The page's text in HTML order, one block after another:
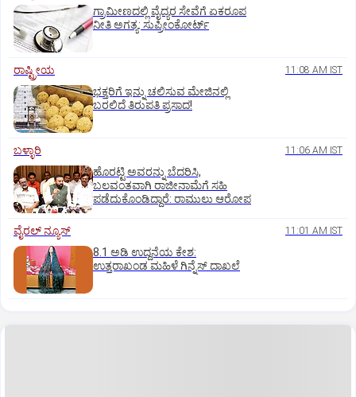
ಗ್ರಾಮೀಣದಲ್ಲಿ ವೈದ್ಯರ ಸೇವೆಗೆ ಏಕರೂಪ
ನೀತಿ ಅಗತ್ಯ: ಸುಪ್ರೀಂಕೋರ್ಟ್‌
ರಾಷ್ಟ್ರೀಯ 11:08 AM IST
ಭಕ್ತರಿಗೆ ಇನ್ನು ಚಲಿಸುವ ಮೇಜಿನಲ್ಲಿ
ಬರಲಿದೆ ತಿರುಪತಿ ಪ್ರಸಾದ!
ಬಳ್ಳಾರಿ 11:06 AM IST
ಹೊರಟ್ಟಿ ಅವರನ್ನು ಬೆದರಿಸಿ,
ಬಲವಂತವಾಗಿ ರಾಜೀನಾಮೆಗೆ ಸಹಿ
ಪಡೆದುಕೊಂಡಿದ್ದಾರೆ: ರಾಮುಲು ಆರೋಪ
ವೈರಲ್ ನ್ಯೂಸ್ 11:01 AM IST
8.1 ಅಡಿ ಉದ್ದನೆಯ ಕೇಶ:
ಉತ್ತರಾಖಂಡ ಮಹಿಳೆ ಗಿನ್ನೆಸ್‌ ದಾಖಲೆ